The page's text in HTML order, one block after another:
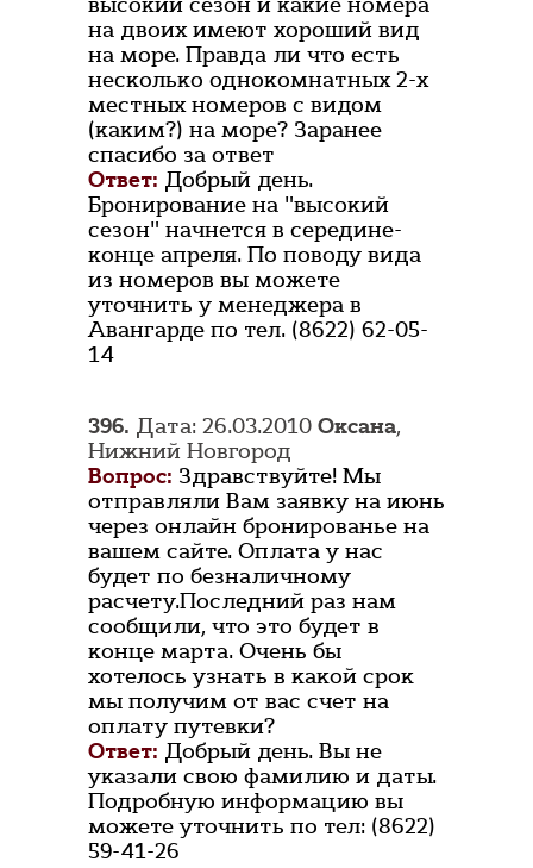
на двоих имеют хороший вид
на море. Правда ли что есть
несколько однокомнатных 2-х
местных номеров с видом
(каким?) на море? Заранее
спасибо за ответ
Ответ: Добрый день.
Бронирование на "высокий
сезон" начнется в середине-
конце апреля. По поводу вида
из номеров вы можете
уточнить у менеджера в
Авангарде по тел. (8622) 62-05-
14
396. Дата: 26.03.2010 Оксана,
Нижний Новгород
Вопрос: Здравствуйте! Мы
отправляли Вам заявку на июнь
через онлайн бронированье на
вашем сайте. Оплата у нас
будет по безналичному
расчету.Последний раз нам
сообщили, что это будет в
конце марта. Очень бы
хотелось узнать в какой срок
мы получим от вас счет на
оплату путевки?
Ответ: Добрый день. Вы не
указали свою фамилию и даты.
Подробную информацию вы
можете уточнить по тел: (8622)
59-41-26